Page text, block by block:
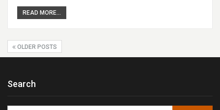
READ MORE...
OLDER POSTS
Search